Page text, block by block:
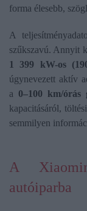
forma élesebb,
A
szűkszavú. Annyit
1 399 kW-os
úgynevezett aktív
a 0–100 km/órás
kapacitásáról,
semmilyen
A
autóiparba